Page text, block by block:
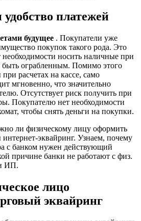
удобство платежей
будущее . Покупатели уже
покупок такого рода. Это
необходимости носить наличные при
быть ограбленным. Помимо этого
расчетах на кассе, само
мгновенно, что значительно
Отсутствует риск получить при
Покупателю нет необходимости
чтобы снять деньги на покупки.
ли физическому лицу оформить
эквайринг. Узнаем, почему
с банком нужен действующий
причине банки не работают с физ.
ИП.
лицо
эквайринг